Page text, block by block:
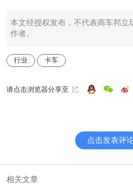
本文经授权发布，不代表商车邦立
作者。
行业 卡车
请点击浏览器分享至
点击发表评
相关文章